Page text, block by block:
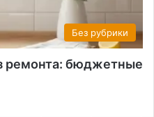
Без рубрики
ремонта: бюджетные